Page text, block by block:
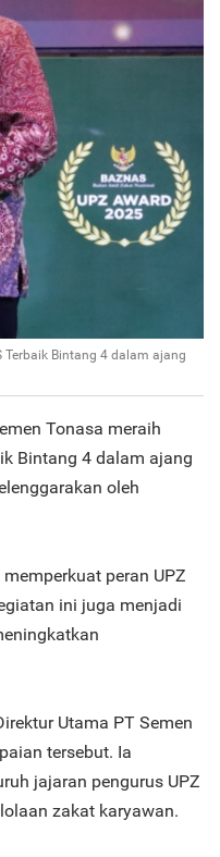
Terbaik Bintang 4 dalam ajang
Tonasa meraih
Bintang 4 dalam ajang
oleh
peran UPZ
ini juga menjadi
Utama PT Semen
tersebut. Ia
jajaran pengurus UPZ
zakat karyawan.